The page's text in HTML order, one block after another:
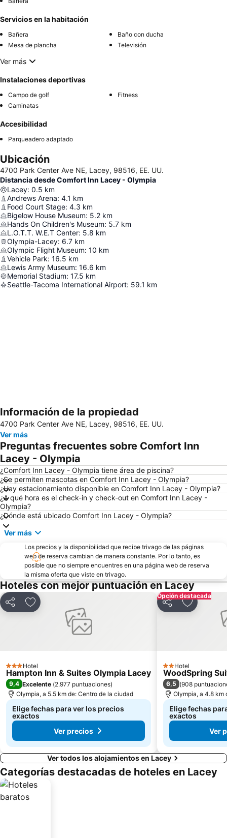
Servicios en la habitación
Bañera
Baño con ducha
Mesa de plancha
Televisión
Ver más
Instalaciones deportivas
Campo de golf
Fitness
Caminatas
Accesibilidad
Parqueadero adaptado
Ubicación
4700 Park Center Ave NE, Lacey, 98516, EE. UU.
Distancia desde Comfort Inn Lacey - Olympia
Lacey: 0.5 km
Andrews Arena: 4.1 km
Food Court Stage: 4.3 km
Bigelow House Museum: 5.2 km
Hands On Children's Museum: 5.7 km
L.O.T.T. W.E.T Center: 5.8 km
Olympia-Lacey: 6.7 km
Olympic Flight Museum: 10 km
Vehicle Park: 16.5 km
Lewis Army Museum: 16.6 km
Memorial Stadium: 17.5 km
Seattle-Tacoma International Airport: 59.1 km
Ampliar mapa
Información de la propiedad
4700 Park Center Ave NE, Lacey, 98516, EE. UU.
Ver más
Preguntas frecuentes sobre Comfort Inn
Lacey - Olympia
¿Comfort Inn Lacey - Olympia tiene área de piscina?
¿Se permiten mascotas en Comfort Inn Lacey - Olympia?
¿Hay estacionamiento disponible en Comfort Inn Lacey - Olympia?
¿A qué hora es el check-in y check-out en Comfort Inn Lacey -
Olympia?
¿Dónde está ubicado Comfort Inn Lacey - Olympia?
Ver más
Los precios y la disponibilidad que recibe trivago de las páginas
web de reserva cambian de manera constante. Por lo tanto, es
posible que no siempre encuentres en una página web de reserva
la misma oferta que viste en trivago.
Hoteles con mejor puntuación en Lacey
CompartirAgregar a favoritos
3 Estrellas
Hotel
Hampton Inn & Suites Olympia Lacey
9,4 Excelente (2.977 puntuaciones)
Olympia, a 5.5 km de: Centro de la ciudad
Elige fechas para ver los precios
exactos
Ver precios
Opción destacada
CompartirAgregar
2 Estrellas
Hotel
WoodSpring
6,5 (908
Olympia, a 4.8 km
Elige fechas
exactos
Ver
Ver todos los alojamientos en Lacey
Categorías destacadas de hoteles en Lacey